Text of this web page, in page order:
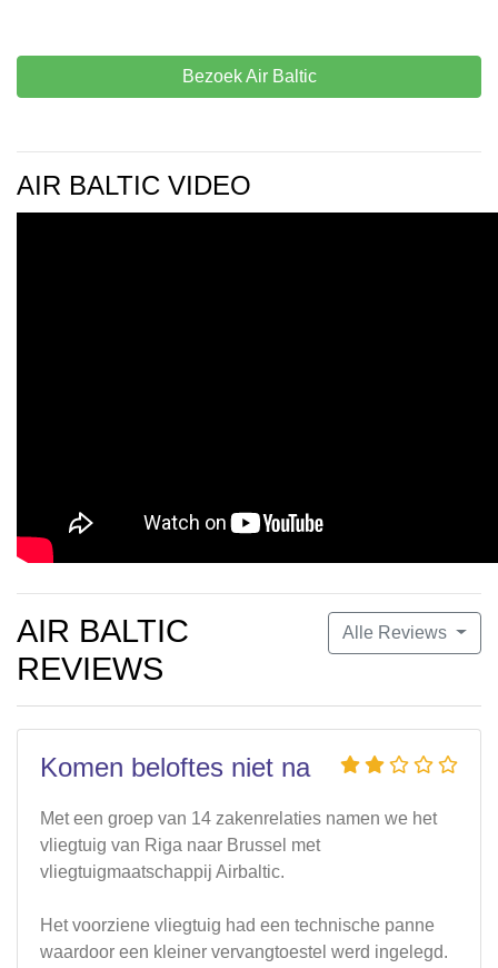
Bezoek Air Baltic
AIR BALTIC VIDEO
Alle Reviews
AIR BALTIC
REVIEWS
Komen beloftes niet na
Met een groep van 14 zakenrelaties namen we het
vliegtuig van Riga naar Brussel met
vliegtuigmaatschappij Airbaltic.
Het voorziene vliegtuig had een technische panne
waardoor een kleiner vervangtoestel werd ingelegd.